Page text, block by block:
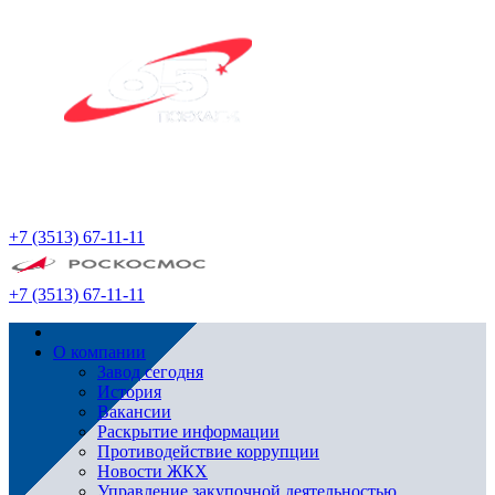
+7 (3513) 67-11-11
+7 (3513) 67-11-11
О компании
Завод сегодня
История
Вакансии
Раскрытие информации
Противодействие коррупции
Новости ЖКХ
Управление закупочной деятельностью